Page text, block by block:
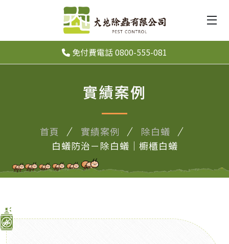
免付費電話 0800-555-081
實績案例
首頁 實績案例
除白蟻
白蟻防治－除白蟻｜櫥櫃白蟻